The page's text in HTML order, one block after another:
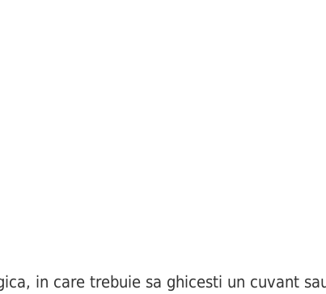
in care trebuie sa ghicesti un cuvant